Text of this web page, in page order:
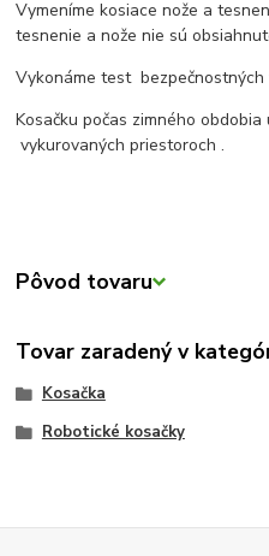
Vymeníme kosiace nože a
tesnenie a nože nie sú
Vykonáme test bezpečnostných
Kosačku počas zimného
vykurovaných priestoroch .
Pôvod tovaru
Tovar zaradený v
Kosačka
Robotické kosačky